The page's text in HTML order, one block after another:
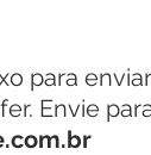
para
Envie